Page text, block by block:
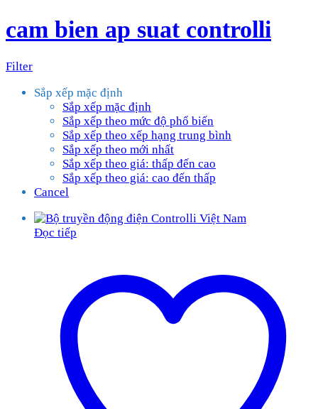
cam bien ap suat controlli
Filter
Sắp xếp mặc định
Sắp xếp mặc định
Sắp xếp theo mức độ phổ biến
Sắp xếp theo xếp hạng trung bình
Sắp xếp theo mới nhất
Sắp xếp theo giá: thấp đến cao
Sắp xếp theo giá: cao đến thấp
Cancel
Đọc tiếp